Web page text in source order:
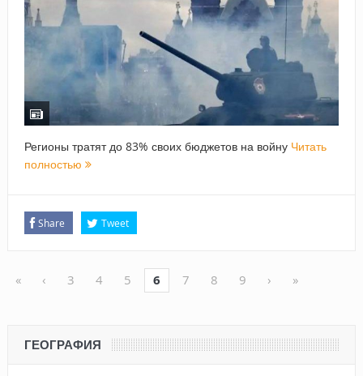
Регионы тратят до 83% своих бюджетов на войну Читать
полностью
Share Tweet
« ‹ 3 4 5 6 7 8 9 › »
ГЕОГРАФИЯ